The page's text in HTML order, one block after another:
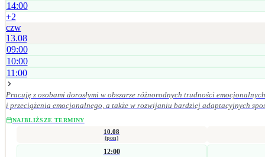
14:00
+2
czw
13.08
09:00
10:00
11:00
Pracuję z osobami dorosłymi w obszarze różnorodnych trudności
i przeciążenia emocjonalnego, a także w rozwijaniu bardziej adaptacyjnych sposobów radzenia sobie oraz
znaczenie mają dla mnie empatia, odpowiedzialność kliniczna, poufność,
NAJBLIŻSZE TERMINY
10.08
(pon)
12:00